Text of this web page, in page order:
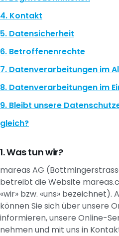
4. Kontakt
5. Datensicherheit
6. Betroffenenrechte
7. Datenverarbeitungen im
8. Datenverarbeitungen im
9. Bleibt unsere
gleich?
Was tun wir?
mareas AG (
betreibt die Website
«wir» bzw. «uns» bezeichnet).
können Sie sich über unsere
informieren, unsere Online-
nehmen und mit uns in